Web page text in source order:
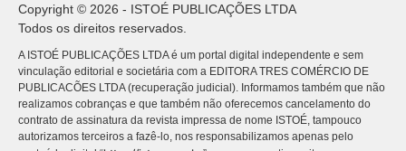
Copyright © 2026 - ISTOÉ PUBLICAÇÕES LTDA
Todos os direitos reservados.
A ISTOÉ PUBLICAÇÕES LTDA é um portal digital independente e sem
vinculação editorial e societária com a EDITORA TRES COMÉRCIO DE
PUBLICACÕES LTDA (recuperação judicial). Informamos também que não
realizamos cobranças e que também não oferecemos cancelamento do
contrato de assinatura da revista impressa de nome ISTOÉ, tampouco
autorizamos terceiros a fazê-lo, nos responsabilizamos apenas pelo